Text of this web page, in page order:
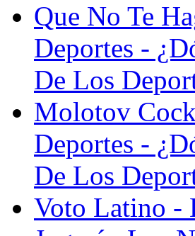
Que No Te
Deportes -
De Los
Molotov
Deportes -
De Los
Voto Latino -